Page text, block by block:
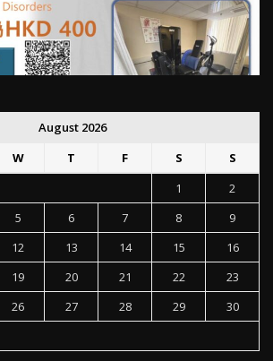
August 2026
W T F S
S
1
2
5 6 7 8
9
12 13 14 15
16
19 20 21 22
23
26 27 28 29
30